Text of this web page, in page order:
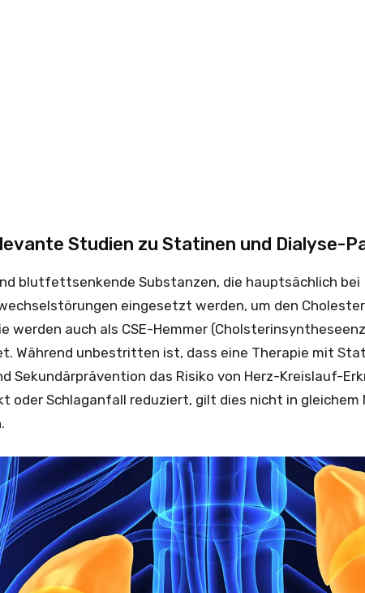
Studien zu Statinen und Dialyse-
blutfettsenkende Substanzen, die hauptsächlich bei
eingesetzt werden, um den
werden auch als CSE-Hemmer
Während unbestritten ist, dass eine Therapie mit
Sekundärprävention das Risiko von Herz-Kreislauf-
oder Schlaganfall reduziert, gilt dies nicht in gleichem